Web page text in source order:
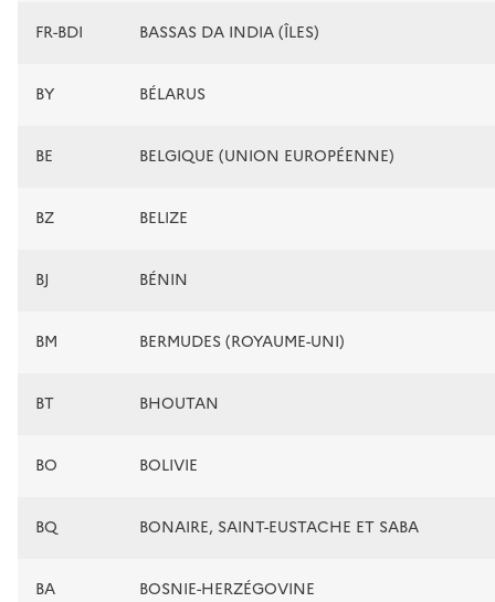
FR-BDI BASSAS DA INDIA (ÎLES)
BY BÉLARUS
BE BELGIQUE (UNION EUROPÉENNE)
BZ BELIZE
BJ BÉNIN
BM BERMUDES (ROYAUME-UNI)
BT BHOUTAN
BO BOLIVIE
BQ BONAIRE, SAINT-EUSTACHE ET SABA
BA BOSNIE-HERZÉGOVINE